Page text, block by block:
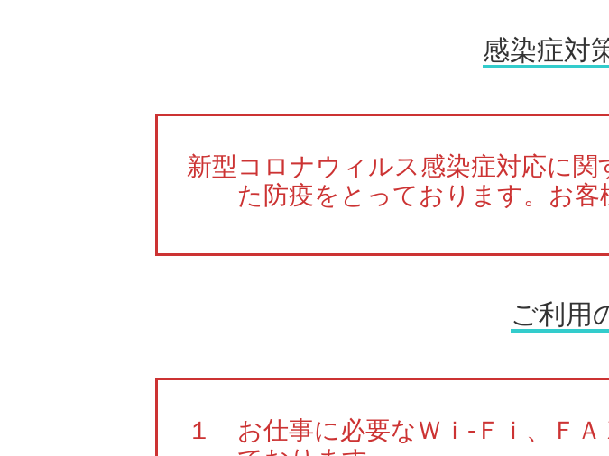
感染症対
新型コロナウィルス感染症対応に
た防疫をとっております。お客
ご利用
１ お仕事に必要なＷｉ-Ｆｉ、Ｆ